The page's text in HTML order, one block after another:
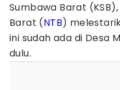
Sumbawa Barat
Barat (NTB)
ini sudah ada di Desa
dulu.